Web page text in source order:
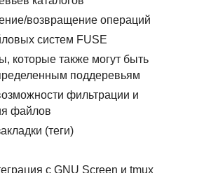
возвращение операций
систем FUSE
которые также могут быть
поддеревьям
фильтрации и
файлов
(теги)
с GNU Screen и tmux